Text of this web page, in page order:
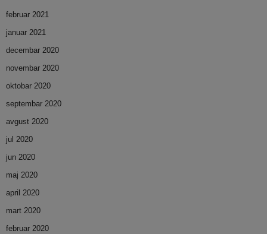
februar 2021
januar 2021
decembar 2020
novembar 2020
oktobar 2020
septembar 2020
avgust 2020
jul 2020
jun 2020
maj 2020
april 2020
mart 2020
februar 2020